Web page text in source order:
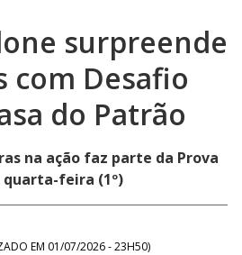
surpreende
com Desafio
do Patrão
na ação faz parte da Prova
quarta-feira (1º)
EM 01/07/2026 - 23H50)